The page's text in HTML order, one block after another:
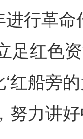
进行革
足红色
红船旁
努力讲